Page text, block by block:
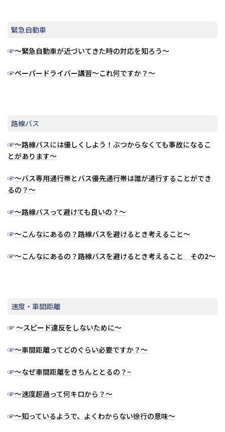
緊急自動車
☞～緊急自動車が近づいてきた時の対応を知ろう～
☞ペーパードライバー講習～これ何ですか？～
路線バス
☞～路線バスには優しくしよう！ぶつからなくても事故になるこ
とがあります～
☞～バス専用通行帯とバス優先通行帯は誰が通行することができ
るの？～
☞～路線バスって避けても良いの？～
☞～こんなにあるの？路線バスを避けるとき考えること～
☞～こんなにあるの？路線バスを避けるとき考えること その2～
速度・車間距離
☞～スピード違反をしないために～
☞～車間距離ってどのぐらい必要ですか？～
☞～なぜ車間距離をきちんととるの？~
☞～速度超過って何キロから？～
☞～知っているようで、よくわからない徐行の意味～